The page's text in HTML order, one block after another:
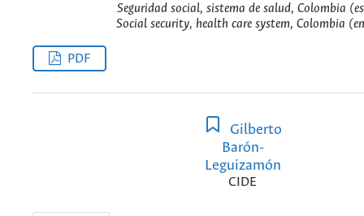
Seguridad social, sistema de salud, Colombia
Social security, health care system, Colombia
PDF
Gilberto
Barón-
Leguizamón
CIDE